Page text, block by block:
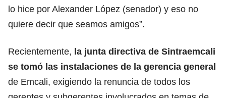
lo hice por Alexander López (senador) y eso no
quiere decir que seamos amigos”.
Recientemente, la junta directiva de Sintraemcali
se tomó las instalaciones de la gerencia general
de Emcali, exigiendo la renuncia de todos los